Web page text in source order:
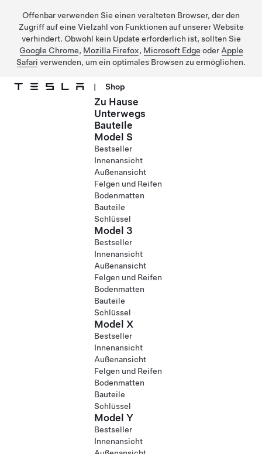
Offenbar verwenden Sie einen veralteten Browser, der den
Zugriff auf eine Vielzahl von Funktionen auf unserer Website
verhindert. Obwohl kein Update erforderlich ist, sollten Sie
Google Chrome, Mozilla Firefox, Microsoft Edge oder Apple
Safari verwenden, um ein optimales Browsen zu ermöglichen.
| Shop
Zu Hause
Unterwegs
Bauteile
Model S
Bestseller
Innenansicht
Außenansicht
Felgen und Reifen
Bodenmatten
Bauteile
Schlüssel
Model 3
Bestseller
Innenansicht
Außenansicht
Felgen und Reifen
Bodenmatten
Bauteile
Schlüssel
Model X
Bestseller
Innenansicht
Außenansicht
Felgen und Reifen
Bodenmatten
Bauteile
Schlüssel
Model Y
Bestseller
Innenansicht